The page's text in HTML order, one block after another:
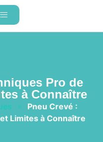
Pro de
à Connaître
»
Pneu Crevé :
Limites à Connaître